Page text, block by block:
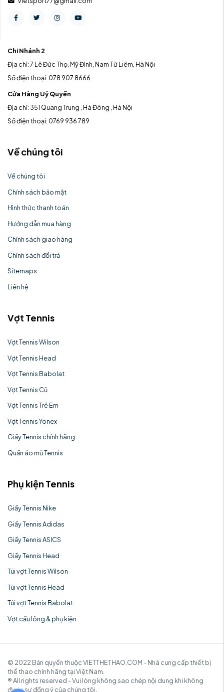
Chi Nhánh 2
Địa chỉ: 7 Lê Đức Thọ, Mỹ Đình, Nam Từ Liêm, Hà Nội
Số điện thoại: 078 907 8666
Cửa Hàng Uỷ Quyền
Địa chỉ: 351 Quang Trung , Hà Đông , Hà Nội
Số điện thoại: 0769 936 789
Về chúng tôi
Về chúng tôi
Chính sách bảo mật
Hình thức thanh toán
Hướng dẫn mua hàng
Chính sách giao hàng
Chính sách đổi trả
Sitemaps
Liên hệ
Vợt Tennis
Vợt Tennis Wilson
Vợt Tennis Head
Vợt Tennis Babolat
Vợt Tennis Cũ
Vợt Tennis Trẻ Em
Vợt Tennis Yonex
Giầy Tennis chính hãng
Quần áo mũ Tennis
Phụ kiện Tennis
Giầy Tennis Nike
Giầy Tennis Adidas
Giầy Tennis ASICS
Giầy Tennis Head
Túi vợt Tennis Wilson
Túi vợt Tennis Head
Túi vợt Tennis Babolat
Vợt cầu lông & phụ kiện
© 2022 Bản quyền thuộc VIETTHETHAO.COM - Nhà cung cấp thiết bị
thể thao chính hãng tại Việt Nam.
® All rights reserved - Vui lòng không sao chép nội dung khi không
được sự đồng ý của chúng tôi.